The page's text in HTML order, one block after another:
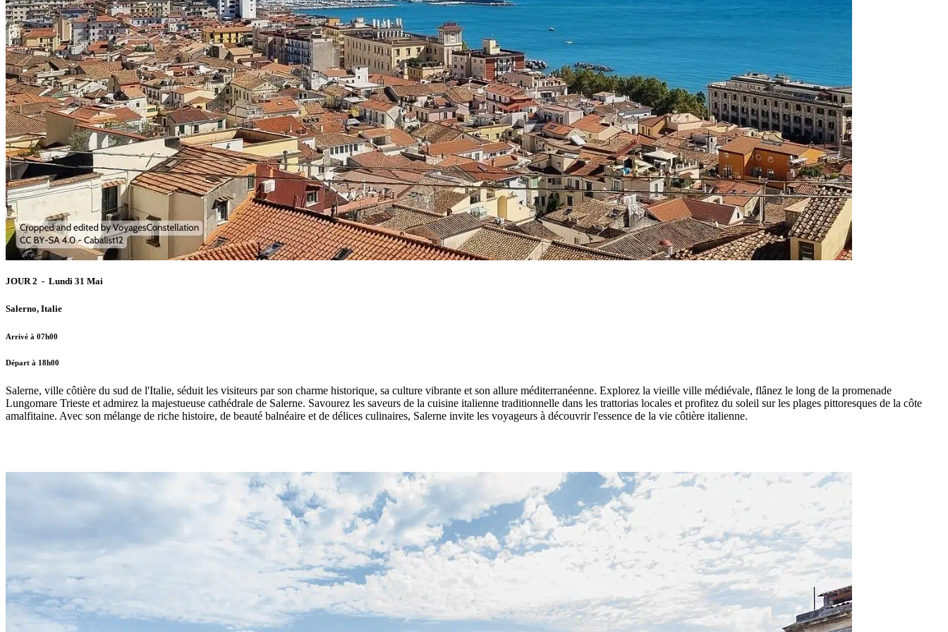
JOUR 2 - Lundi 31 Mai
Salerno, Italie
Arrivé à 07h00
Départ à 18h00
Salerne, ville côtière du sud de l'Italie, séduit les visiteurs par son charme historique, sa culture vibrante et son allure méditerranéenne. Explorez la vieille ville médiévale, flânez le long de la promenade
Lungomare Trieste et admirez la majestueuse cathédrale de Salerne. Savourez les saveurs de la cuisine italienne traditionnelle dans les trattorias locales et profitez du soleil sur les plages pittoresques de la côte
amalfitaine. Avec son mélange de riche histoire, de beauté balnéaire et de délices culinaires, Salerne invite les voyageurs à découvrir l'essence de la vie côtière italienne.